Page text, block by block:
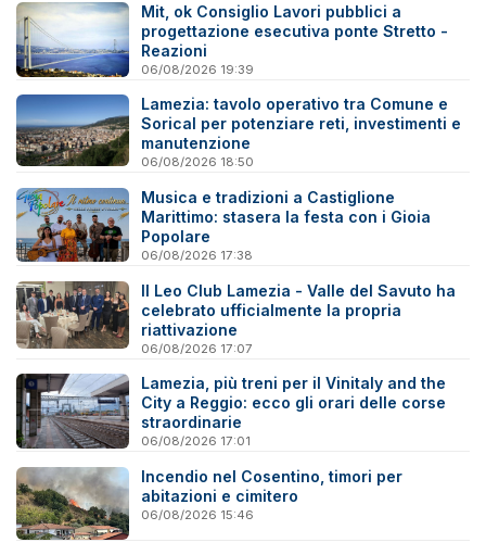
Mit, ok Consiglio Lavori pubblici a
progettazione esecutiva ponte Stretto -
Reazioni
06/08/2026 19:39
Lamezia: tavolo operativo tra Comune e
Sorical per potenziare reti, investimenti e
manutenzione
06/08/2026 18:50
Musica e tradizioni a Castiglione
Marittimo: stasera la festa con i Gioia
Popolare
06/08/2026 17:38
Il Leo Club Lamezia - Valle del Savuto ha
celebrato ufficialmente la propria
riattivazione
06/08/2026 17:07
Lamezia, più treni per il Vinitaly and the
City a Reggio: ecco gli orari delle corse
straordinarie
06/08/2026 17:01
Incendio nel Cosentino, timori per
abitazioni e cimitero
06/08/2026 15:46